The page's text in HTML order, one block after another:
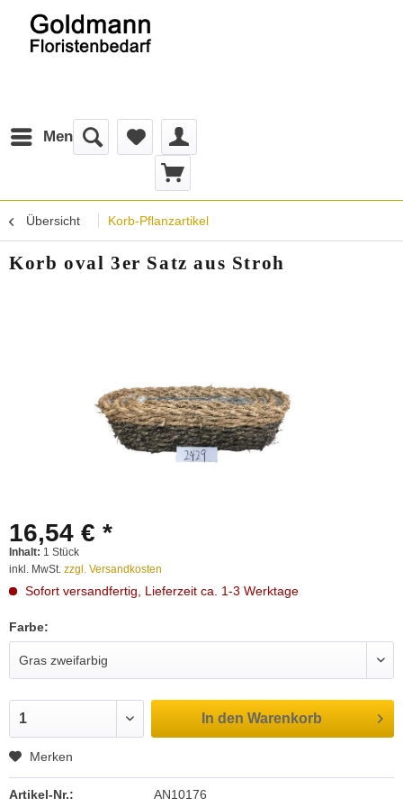
Menü
Übersicht Korb-Pflanzartikel
Korb oval 3er Satz aus Stroh
16,54 € *
Inhalt: 1 Stück
inkl. MwSt. zzgl. Versandkosten
Sofort versandfertig, Lieferzeit ca. 1-3 Werktage
Farbe:
In den Warenkorb
Merken
Artikel-Nr.:
AN10176